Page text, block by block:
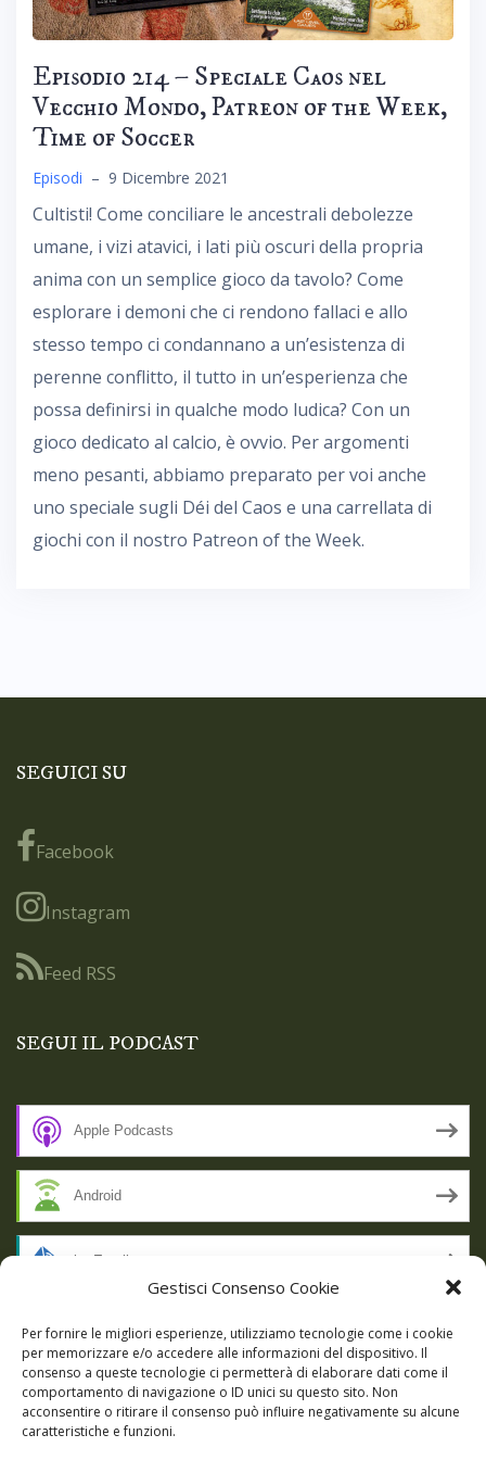
Gestisci Consenso Cookie
Per fornire le migliori esperienze, utilizziamo tecnologie come i cookie
per memorizzare e/o accedere alle informazioni del dispositivo. Il
consenso a queste tecnologie ci permetterà di elaborare dati come il
comportamento di navigazione o ID unici su questo sito. Non
acconsentire o ritirare il consenso può influire negativamente su alcune
caratteristiche e funzioni.
Episodio 214 – Speciale Caos nel
Vecchio Mondo, Patreon of the Week,
Time of Soccer
Episodi – 9 Dicembre 2021
Cultisti! Come conciliare le ancestrali debolezze
umane, i vizi atavici, i lati più oscuri della propria
anima con un semplice gioco da tavolo? Come
esplorare i demoni che ci rendono fallaci e allo
stesso tempo ci condannano a un’esistenza di
perenne conflitto, il tutto in un’esperienza che
possa definirsi in qualche modo ludica? Con un
gioco dedicato al calcio, è ovvio. Per argomenti
meno pesanti, abbiamo preparato per voi anche
uno speciale sugli Déi del Caos e una carrellata di
giochi con il nostro Patreon of the Week.
SEGUICI SU
Facebook
Instagram
Feed RSS
SEGUI IL PODCAST
Apple Podcasts
Android
by Email
RSS
SSL SECURE